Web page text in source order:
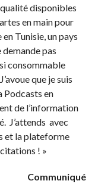
disponibles
en main pour
Tunisie, un pays
pas
consommable
que je suis
Podcasts en
de l’information
J’attends avec
et la plateforme
! »
Communiqué